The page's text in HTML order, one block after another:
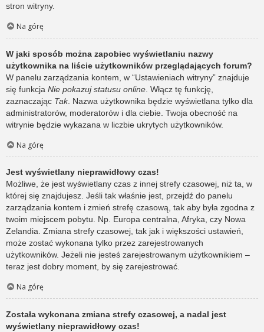
stron witryny.
Na górę
W jaki sposób można zapobiec wyświetlaniu nazwy
użytkownika na liście użytkowników przeglądających forum?
W panelu zarządzania kontem, w “Ustawieniach witryny” znajduje
się funkcja Nie pokazuj statusu online . Włącz tę funkcję,
zaznaczając Tak. Nazwa użytkownika będzie wyświetlana tylko dla
administratorów, moderatorów i dla ciebie. Twoja obecność na
witrynie będzie wykazana w liczbie ukrytych użytkowników.
Na górę
Jest wyświetlany nieprawidłowy czas!
Możliwe, że jest wyświetlany czas z innej strefy czasowej, niż ta, w
której się znajdujesz. Jeśli tak właśnie jest, przejdź do panelu
zarządzania kontem i zmień strefę czasową, tak aby była zgodna z
twoim miejscem pobytu. Np. Europa centralna, Afryka, czy Nowa
Zelandia. Zmiana strefy czasowej, tak jak i większości ustawień,
może zostać wykonana tylko przez zarejestrowanych
użytkowników. Jeżeli nie jesteś zarejestrowanym użytkownikiem –
teraz jest dobry moment, by się zarejestrować.
Na górę
Została wykonana zmiana strefy czasowej, a nadal jest
wyświetlany nieprawidłowy czas!